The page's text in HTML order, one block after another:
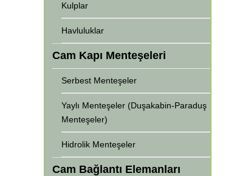
Kulplar
Havluluklar
Cam Kapı Menteşeleri
Serbest Menteşeler
Yaylı Menteşeler (Duşakabin-Paraduş
Menteşeler)
Hidrolik Menteşeler
Cam Bağlantı Elemanları